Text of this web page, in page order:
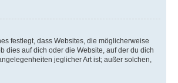
festlegt, dass Websites, die möglicherweise
dies auf dich oder die Website, auf der du dich
jeglicher Art ist; außer solchen,